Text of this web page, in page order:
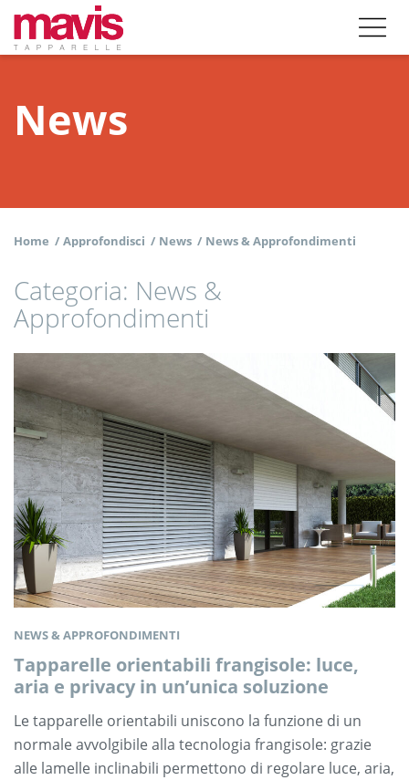
News
Home / Approfondisci / News / News & Approfondimenti
Categoria: News &
Approfondimenti
NEWS & APPROFONDIMENTI
Tapparelle orientabili frangisole: luce,
aria e privacy in un’unica soluzione
Le tapparelle orientabili uniscono la funzione di un
normale avvolgibile alla tecnologia frangisole: grazie
alle lamelle inclinabili permettono di regolare luce, aria,